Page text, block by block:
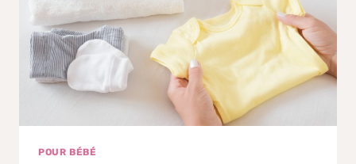
POUR BÉBÉ